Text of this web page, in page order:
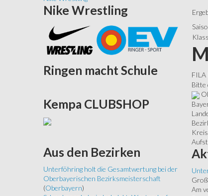
FILA
Bitte
Am
Nike Wrestling
Ringen macht Schule
Kempa CLUBSHOP
Aus den Bezirken
Unterföhring holt die Gesamtwertung bei der
Oberbayerischen Bezirksmeisterschaft
(Oberbayern)